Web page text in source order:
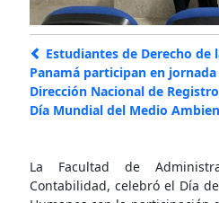
Estudiantes de Derecho de
Panamá participan en
Dirección Nacional de
Día Mundial del Medio
La Facultad de
Contabilidad, celebró el Día